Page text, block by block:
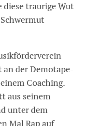
diese traurige Wut
an der Demotape-
Coaching.
aus seinem
unter dem
Mal Rap auf